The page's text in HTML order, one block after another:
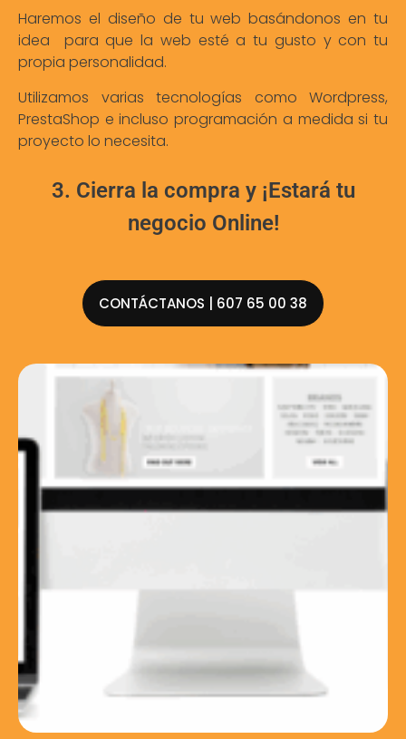
Haremos el diseño de tu web basándonos en tu
idea para que la web esté a tu gusto y con tu
propia personalidad.
Utilizamos varias tecnologías como Wordpress,
PrestaShop e incluso programación a medida si tu
proyecto lo necesita.
3. Cierra la compra y ¡Estará tu
negocio Online!
CONTÁCTANOS | 607 65 00 38